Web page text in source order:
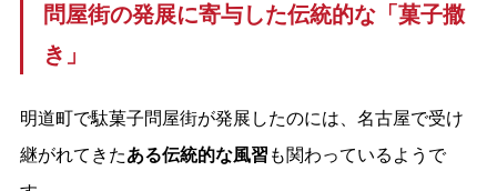
問屋街の発展に寄与した伝統的な「菓子撒
き」
明道町で駄菓子問屋街が発展したのには、名古屋で受け
継がれてきたある伝統的な風習 も関わっているようで